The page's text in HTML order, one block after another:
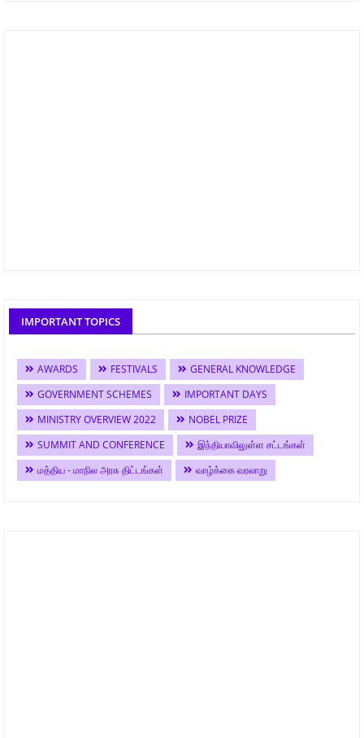
IMPORTANT TOPICS
AWARDS FESTIVALS
GENERAL KNOWLEDGE
GOVERNMENT SCHEMES
IMPORTANT DAYS
MINISTRY OVERVIEW 2022
NOBEL PRIZE
SUMMIT AND CONFERENCE
இந்தியாவிலுள்ள சட்டங்கள்
மத்திய - மாநில அரசு திட்டங்கள்
வாழ்க்கை வரலாறு